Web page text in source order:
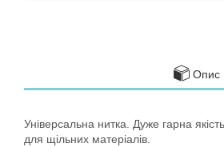
Опис
Універсальна нитка. Дуже гарна
для щільних матеріалів.